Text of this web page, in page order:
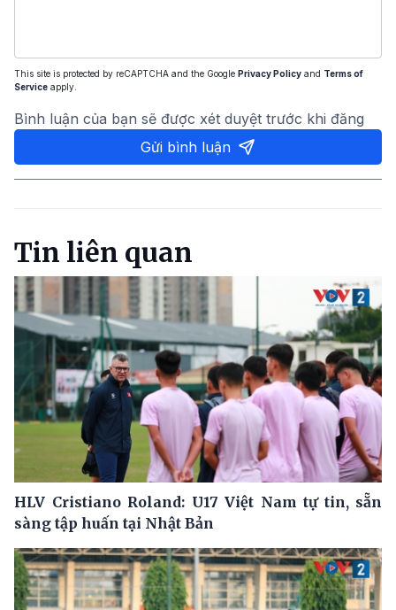
This site is protected by reCAPTCHA and the Google Privacy Policy and Terms of
Service apply.
Bình luận của bạn sẽ được xét duyệt trước khi đăng
Gửi bình luận
Tin liên quan
HLV Cristiano Roland: U17 Việt Nam tự tin, sẵn
sàng tập huấn tại Nhật Bản